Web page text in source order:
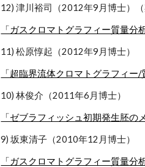
12) 津川裕司（2012年9月博士）（
「ガスクロマトグラフィー質量
11) 松原惇起（2012年9月博士）
「超臨界流体クロマトグラフィー
10) 林俊介（2011年6月博士）
「ゼブラフィッシュ初期発生胚の
9) 坂東清子（2010年12月博士）
「ガスクロマトグラフィー質量